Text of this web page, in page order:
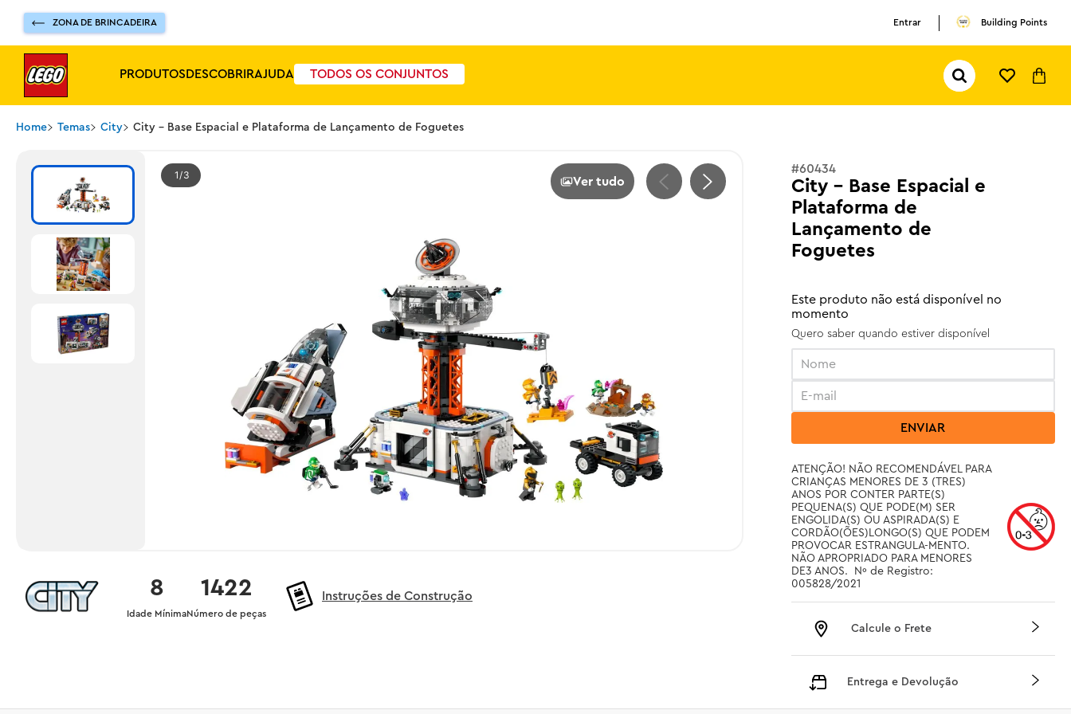
ZONA DE BRINCADEIRA Entrar Building Points
PRODUTOSDESCOBRIRAJUDA TODOS OS CONJUNTOS
Pesquisar...
Home Temas City City - Base Espacial e Plataforma de Lançamento de Foguetes
1 3 Ver tudo
1422
Número de peças
8
Idade Mínima
Instruções de Construção
#60434
City - Base Espacial e
Plataforma de
Lançamento de
Foguetes
Este produto não está disponível no
momento
Quero saber quando estiver disponível
ENVIAR
ATENÇÃO! NÃO RECOMENDÁVEL PARA
CRIANÇAS MENORES DE 3 (TRES)
ANOS POR CONTER PARTE(S)
PEQUENA(S) QUE PODE(M) SER
ENGOLIDA(S) OU ASPIRADA(S) E
CORDÃO(ÕES)LONGO(S) QUE PODEM
PROVOCAR ESTRANGULA-MENTO.
NÃO APROPRIADO PARA MENORES
DE3 ANOS.  Nº de Registro:
005828/2021
Calcule o Frete
Entrega e Devolução
pokemon
ferrari